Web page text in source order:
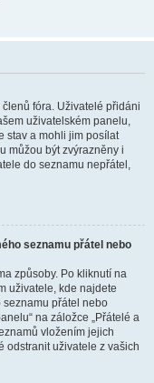
fóra. Uživatelé přidáni
uživatelském panelu,
stav a mohli jim posílat
můžou být zvýrazněny i
do seznamu nepřátel,
seznamu přátel nebo
způsoby. Po kliknutí na
uživatele, kde najdete
seznamu přátel nebo
na záložce „Přátelé a
vložením jejich
odstranit uživatele z vašich